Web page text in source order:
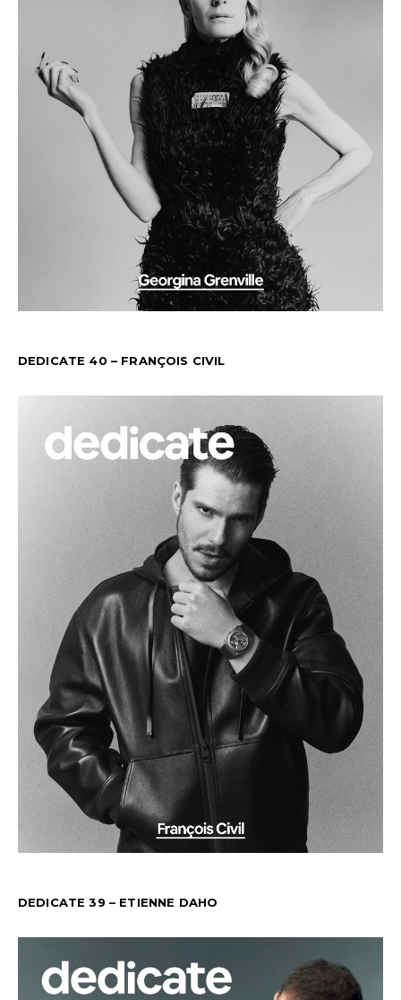
DEDICATE 40 – FRANÇOIS CIVIL
DEDICATE 39 – ETIENNE DAHO